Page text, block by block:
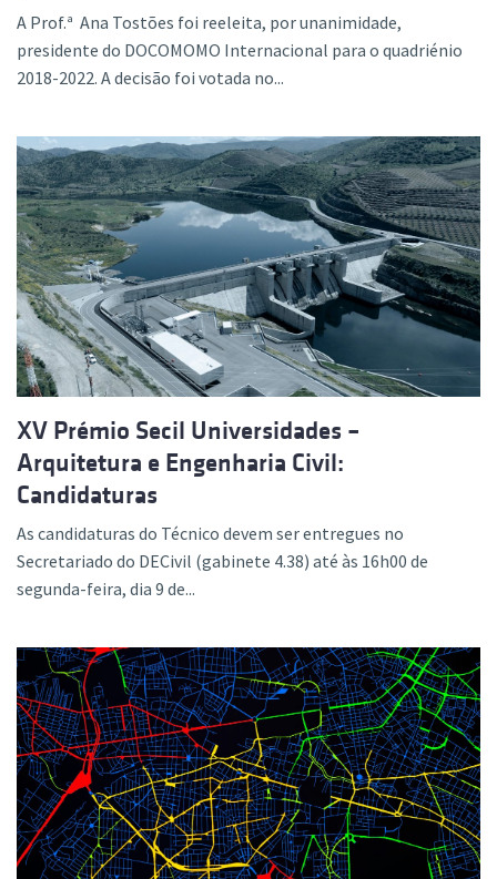
A Prof.ª Ana Tostões foi reeleita, por unanimidade,
presidente do DOCOMOMO Internacional para o quadriénio
2018-2022. A decisão foi votada no...
XV Prémio Secil Universidades –
Arquitetura e Engenharia Civil:
Candidaturas
As candidaturas do Técnico devem ser entregues no
Secretariado do DECivil (gabinete 4.38) até às 16h00 de
segunda-feira, dia 9 de...